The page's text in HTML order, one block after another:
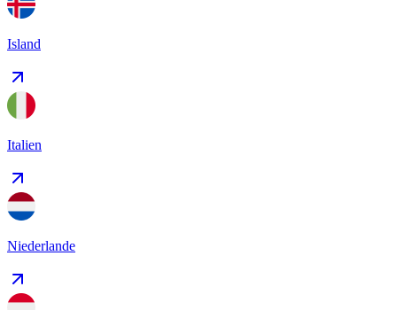
Island
Italien
Niederlande